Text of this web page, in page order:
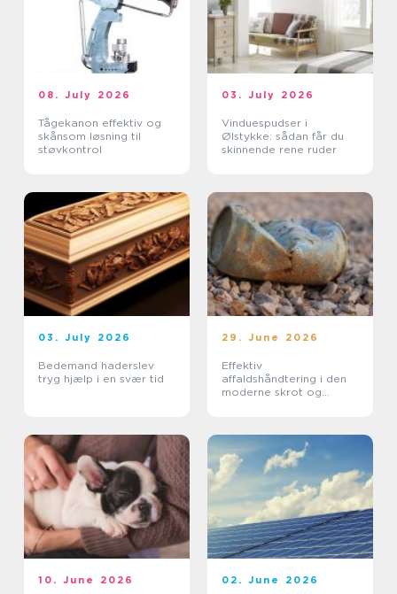
08. July 2026
Tågekanon effektiv og
skånsom løsning til
støvkontrol
03. July 2026
Vinduespudser i
Ølstykke: sådan får du
skinnende rene ruder
03. July 2026
Bedemand haderslev
tryg hjælp i en svær tid
29. June 2026
Effektiv
affaldshåndtering i den
moderne skrot og
10. June 2026 02. June 2026